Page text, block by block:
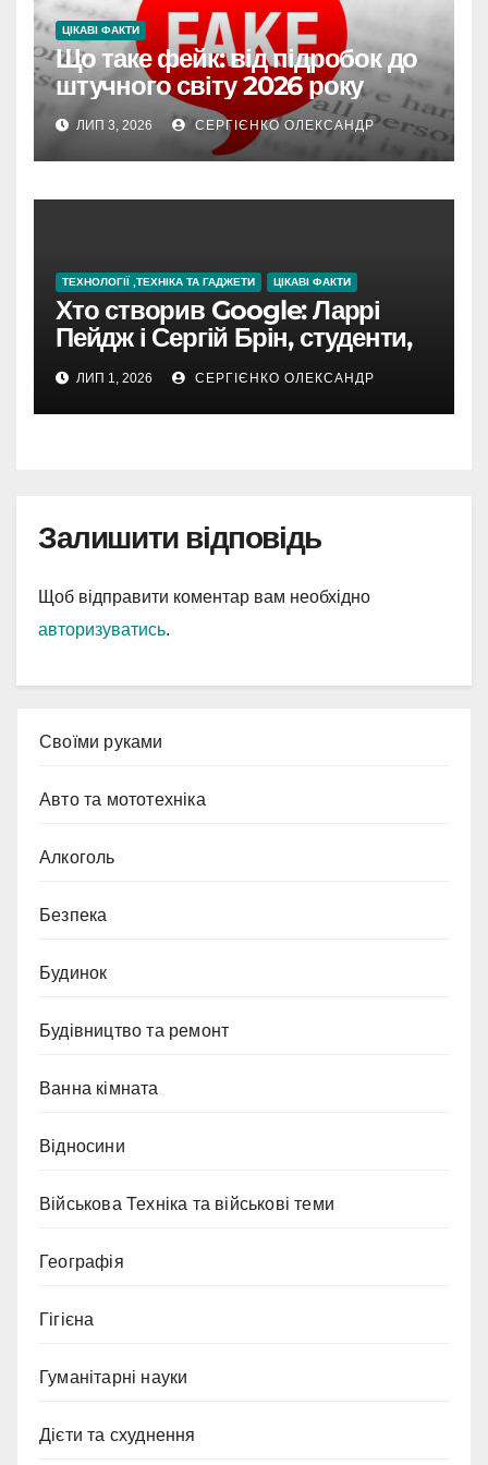
ЦІКАВІ ФАКТИ
Що таке фейк: від підробок до
штучного світу 2026 року
ЛИП 3, 2026 СЕРГІЄНКО ОЛЕКСАНДР
ТЕХНОЛОГІЇ ,ТЕХНІКА ТА ГАДЖЕТИ ЦІКАВІ ФАКТИ
Хто створив Google: Ларрі
Пейдж і Сергій Брін, студенти,
чия ідея підкорила інтернет
ЛИП 1, 2026 СЕРГІЄНКО ОЛЕКСАНДР
Залишити відповідь
Щоб відправити коментар вам необхідно
авторизуватись.
Cвоїми руками
Авто та мототехніка
Алкоголь
Безпека
Будинок
Будівництво та ремонт
Ванна кімната
Відносини
Військова Техніка та військові теми
Географія
Гігієна
Гуманітарні науки
Дієти та схуднення